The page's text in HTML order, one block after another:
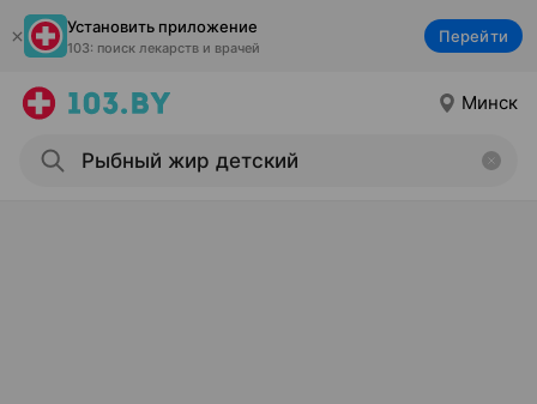
Установить приложение
103: поиск лекарств и врачей
Перейти
Минск